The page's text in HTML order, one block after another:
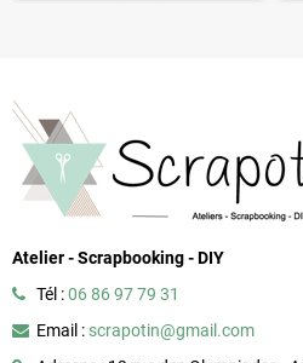
Atelier - Scrapbooking - DIY
Tél :06 86 97 79 31
Email : scrapotin@gmail.com